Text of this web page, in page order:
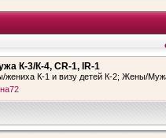
К-3/К-4, CR-1, IR-1
К-1 и визу детей К-2; Жены/